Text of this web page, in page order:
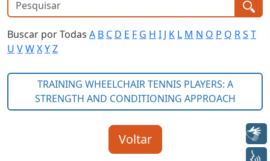
Buscar por Todas A B C D E F G H I J K L M N O P Q RS T
U VWXYZ